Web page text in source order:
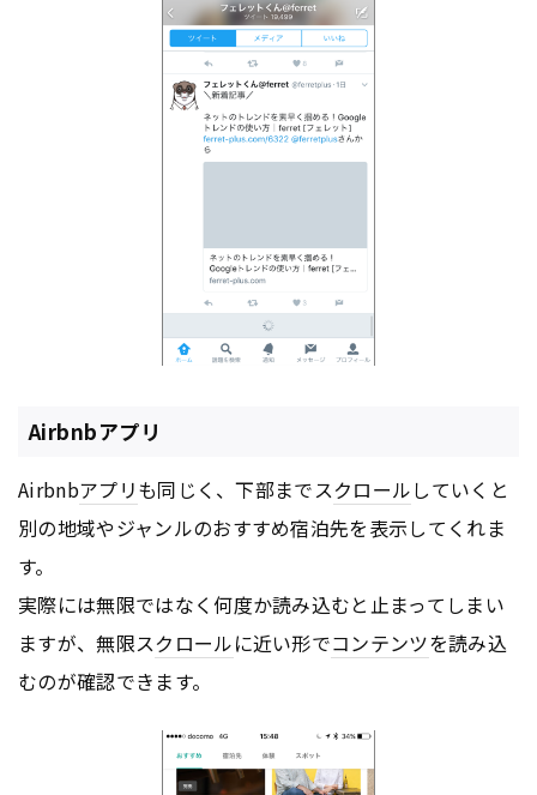
Airbnbアプリ
Airbnbアプリも同じく、下部までスクロールしていくと
別の地域やジャンルのおすすめ宿泊先を表示してくれま
す。
実際には無限ではなく何度か読み込むと止まってしまい
ますが、無限スクロールに近い形でコンテンツを読み込
むのが確認できます。